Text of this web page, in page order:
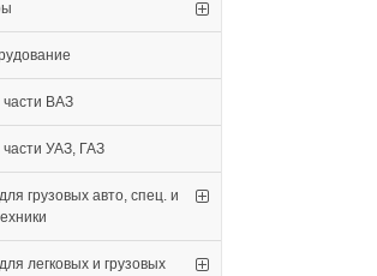
ВАЗ
УАЗ, ГАЗ
грузовых авто, спец. и
легковых и грузовых